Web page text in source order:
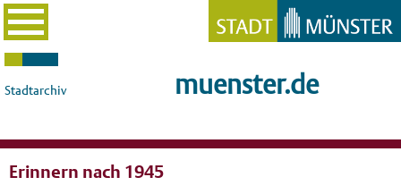
Stadtarchiv muenster.de
Erinnern nach 1945